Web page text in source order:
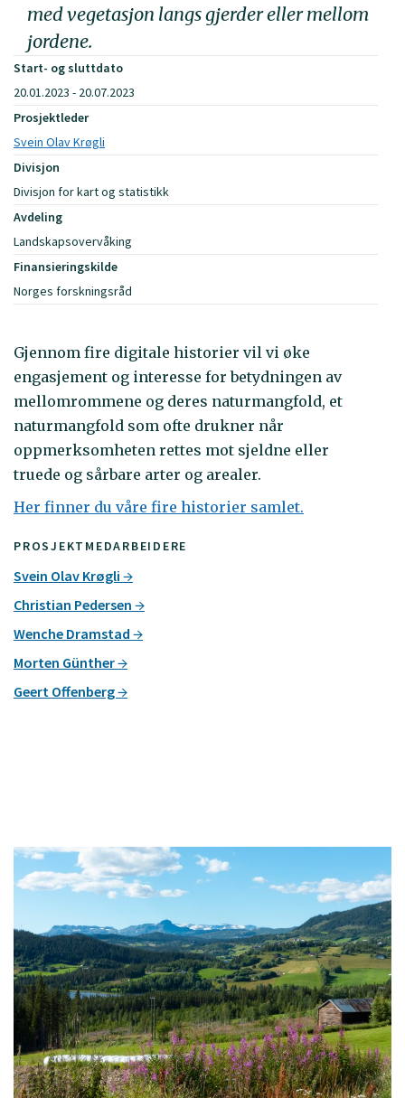
med vegetasjon langs gjerder eller mellom
jordene.
PROSJEKTMEDARBEIDERE
Svein Olav Krøgli
Christian Pedersen
Wenche Dramstad
Morten Günther
Geert Offenberg
Start- og sluttdato
20.01.2023 - 20.07.2023
Prosjektleder
Svein Olav Krøgli
Divisjon
Divisjon for kart og statistikk
Avdeling
Landskapsovervåking
Finansieringskilde
Norges forskningsråd
Gjennom fire digitale historier vil vi øke
engasjement og interesse for betydningen av
mellomrommene og deres naturmangfold, et
naturmangfold som ofte drukner når
oppmerksomheten rettes mot sjeldne eller
truede og sårbare arter og arealer.
Her finner du våre fire historier samlet.